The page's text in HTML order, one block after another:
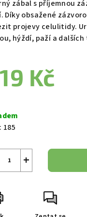
zábal s příjemnou
Díky obsažené
projevy celulitidy.
hýždí, paží a
Kč
185
+